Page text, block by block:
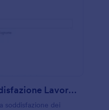
Sondaggio Sulla Soddisfazione Lavorativa
soddisfazione dei